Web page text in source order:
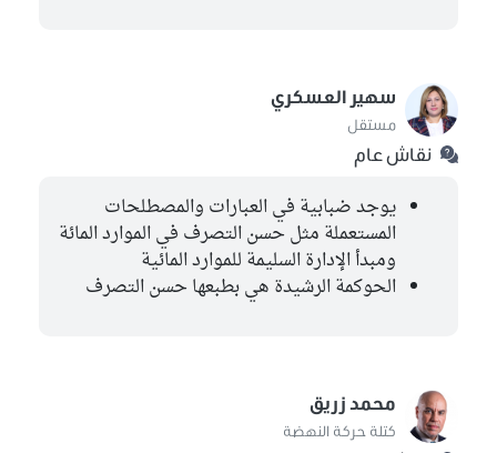
سهير العسكري
مستقل
نقاش عام
يوجد ضبابية في العبارات والمصطلحات
المستعملة مثل حسن التصرف في الموارد المائة
ومبدأ الإدارة السليمة للموارد المائية
الحوكمة الرشيدة هي بطبعها حسن التصرف
محمد زريق
كتلة حركة النهضة